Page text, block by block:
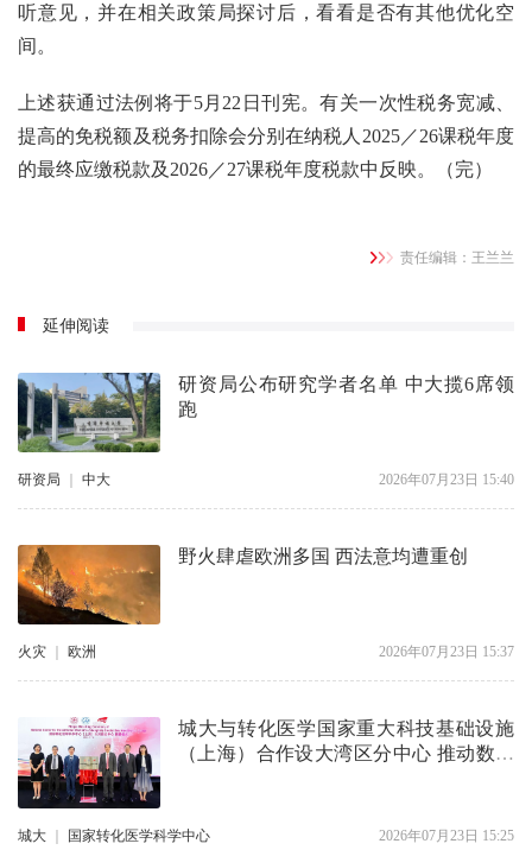
听意见，并在相关政策局探讨后，看看是否有其他优化空
间。
上述获通过法例将于5月22日刊宪。有关一次性税务宽减、
提高的免税额及税务扣除会分别在纳税人2025／26课税年度
的最终应缴税款及2026／27课税年度税款中反映。（完）
责任编辑：王兰兰
延伸阅读
研资局公布研究学者名单 中大揽6席领
跑
研资局 ｜ 中大 2026年07月23日 15:40
野火肆虐欧洲多国 西法意均遭重创
火灾 欧洲 2026年07月23日 15:37
城大与转化医学国家重大科技基础设施
（上海）合作设大湾区分中心 推动数码
城大 ｜ 国家转化医学科学中心 2026年07月23日 15:25